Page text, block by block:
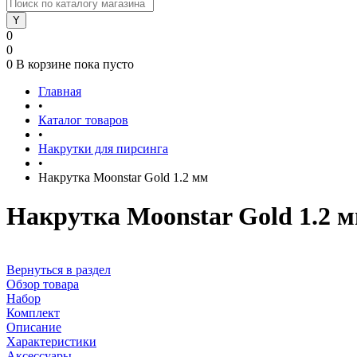
0
0
0 В корзине пока пусто
Главная
•
Каталог товаров
•
Накрутки для пирсинга
•
Накрутка Moonstar Gold 1.2 мм
Накрутка Moonstar Gold 1.2
Вернуться в раздел
Обзор товара
Набор
Комплект
Описание
Характеристики